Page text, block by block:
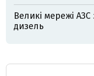
Великі мережі
дизель